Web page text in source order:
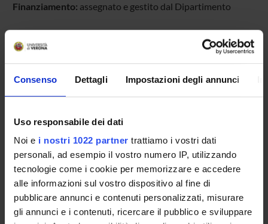
Consenso Dettagli Impostazioni degli annunci
Uso responsabile dei dati
Noi e i nostri 1022 partner trattiamo i vostri dati
personali, ad esempio il vostro numero IP, utilizzando
tecnologie come i cookie per memorizzare e accedere
alle informazioni sul vostro dispositivo al fine di
pubblicare annunci e contenuti personalizzati, misurare
gli annunci e i contenuti, ricercare il pubblico e sviluppare
Finanziamento: assegnato e gestito dal Dipartimento
Adolfo Speghini
Professore ordinario
AREE DI RICERCA COINVOLTE DAL PROGETTO
Inorganic & Nuclear
Chimica sintetica e materiali
New materials: oxides, alloys, composite, organic-inorganic